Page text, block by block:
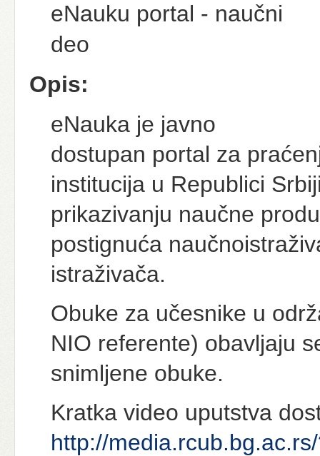
eNauku portal - naučni
deo
Opis:
eNauka je javno
dostupan portal za
institucija u Republici
prikazivanju naučne
postignuća
istraživača.
Obuke za učesnike u
NIO referente) obavljaju
snimljene obuke.
Kratka video uputstva
http://